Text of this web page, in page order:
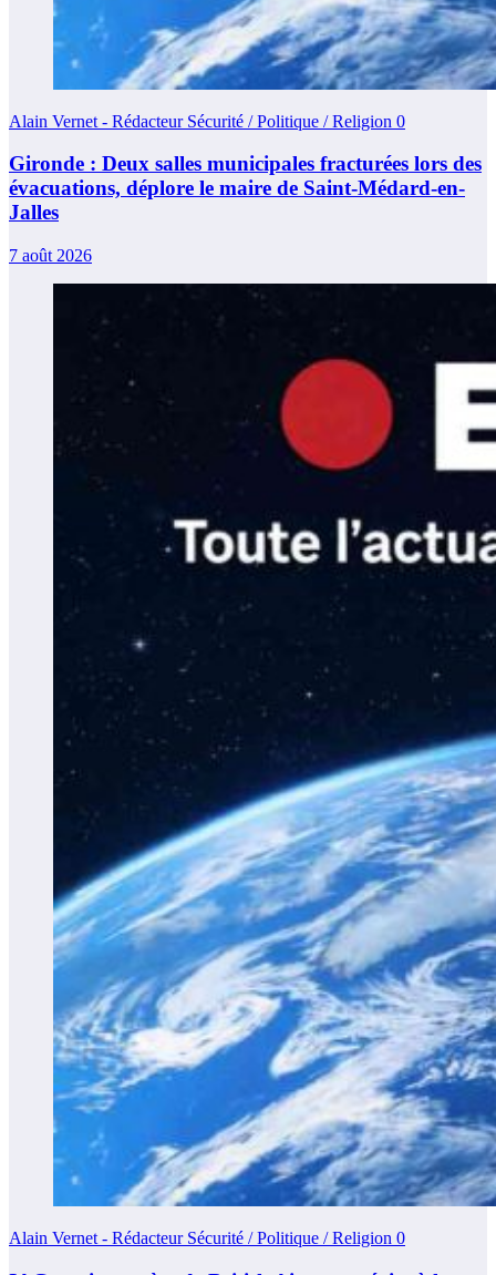
Alain Vernet - Rédacteur Sécurité / Politique / Religion 0
Gironde : Deux salles municipales fracturées lors des
évacuations, déplore le maire de Saint-Médard-en-
Jalles
7 août 2026
Alain Vernet - Rédacteur Sécurité / Politique / Religion 0